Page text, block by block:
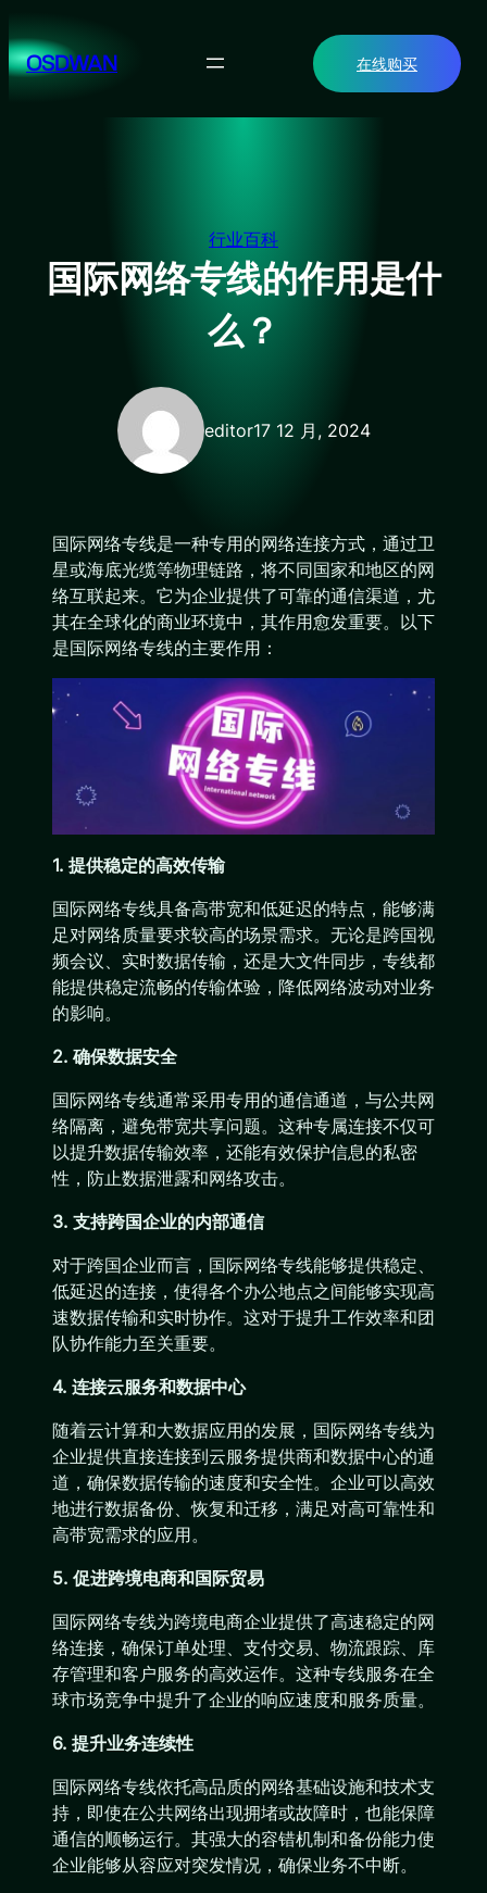
至
内OSDWAN 在线购买
行业百科
国际网络专线的作用是什
么？
editor17 12 月, 2024
国际网络专线是一种专用的网络连接方式，通过卫
星或海底光缆等物理链路，将不同国家和地区的网
络互联起来。它为企业提供了可靠的通信渠道，尤
其在全球化的商业环境中，其作用愈发重要。以下
是国际网络专线的主要作用：
1. 提供稳定的高效传输
国际网络专线具备高带宽和低延迟的特点，能够满
足对网络质量要求较高的场景需求。无论是跨国视
频会议、实时数据传输，还是大文件同步，专线都
能提供稳定流畅的传输体验，降低网络波动对业务
的影响。
2. 确保数据安全
国际网络专线通常采用专用的通信通道，与公共网
络隔离，避免带宽共享问题。这种专属连接不仅可
以提升数据传输效率，还能有效保护信息的私密
性，防止数据泄露和网络攻击。
3. 支持跨国企业的内部通信
对于跨国企业而言，国际网络专线能够提供稳定、
低延迟的连接，使得各个办公地点之间能够实现高
速数据传输和实时协作。这对于提升工作效率和团
队协作能力至关重要。
4. 连接云服务和数据中心
随着云计算和大数据应用的发展，国际网络专线为
企业提供直接连接到云服务提供商和数据中心的通
道，确保数据传输的速度和安全性。企业可以高效
地进行数据备份、恢复和迁移，满足对高可靠性和
高带宽需求的应用。
5. 促进跨境电商和国际贸易
国际网络专线为跨境电商企业提供了高速稳定的网
络连接，确保订单处理、支付交易、物流跟踪、库
存管理和客户服务的高效运作。这种专线服务在全
球市场竞争中提升了企业的响应速度和服务质量。
6. 提升业务连续性
国际网络专线依托高品质的网络基础设施和技术支
持，即使在公共网络出现拥堵或故障时，也能保障
通信的顺畅运行。其强大的容错机制和备份能力使
企业能够从容应对突发情况，确保业务不中断。